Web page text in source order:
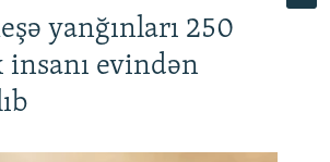
yanğınları 250
evindən